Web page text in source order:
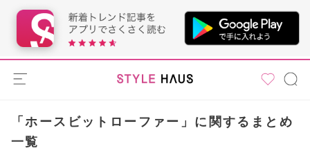
「ホースビットローファー」に関するまとめ
一覧